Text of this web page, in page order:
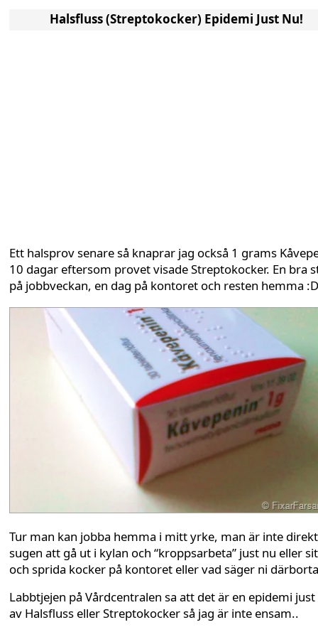
Halsfluss (Streptokocker) Epidemi Just Nu!
Ett halsprov senare så knaprar jag också 1 grams
10 dagar eftersom provet visade Streptokocker. En bra
på jobbveckan, en dag på kontoret och resten hemma :D
Tur man kan jobba hemma i mitt yrke, man är inte direkt
sugen att gå ut i kylan och “kroppsarbeta” just nu eller
och sprida kocker på kontoret eller vad säger ni
Labbtjejen på Vårdcentralen sa att det är en epidemi
av Halsfluss eller Streptokocker så jag är inte ensam..